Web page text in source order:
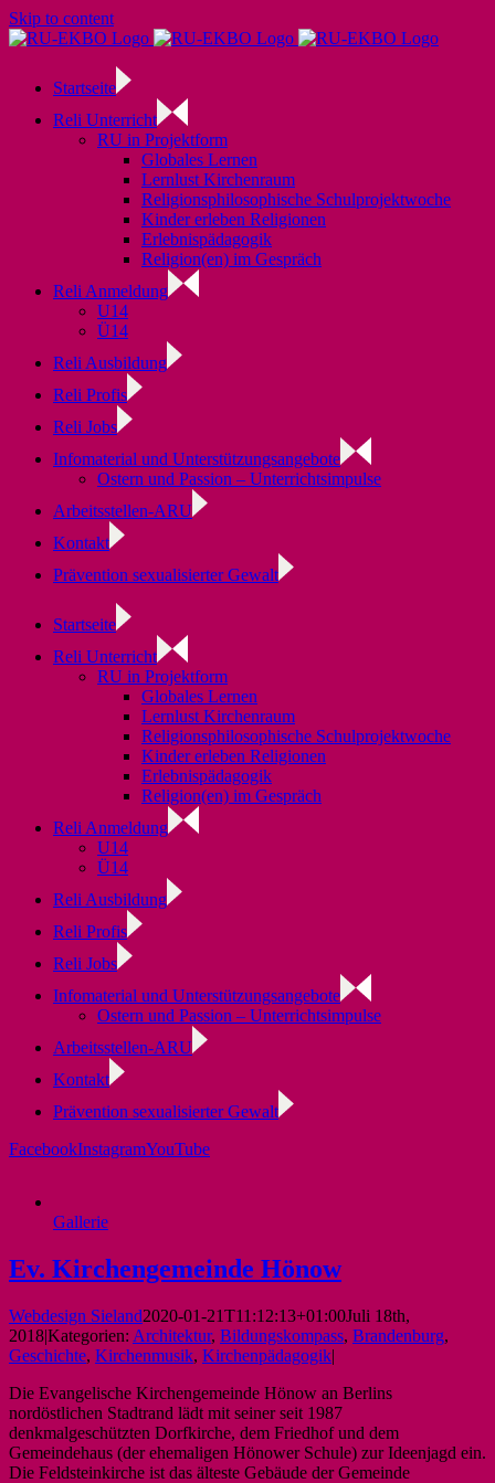
Skip to content
Startseite
Reli Unterricht
RU in Projektform
Globales Lernen
Lernlust Kirchenraum
Religionsphilosophische Schulprojektwoche
Kinder erleben Religionen
Erlebnispädagogik
Religion(en) im Gespräch
Reli Anmeldung
U14
Ü14
Reli Ausbildung
Reli Profis
Reli Jobs
Infomaterial und Unterstützungsangebote
Ostern und Passion – Unterrichtsimpulse
Arbeitsstellen-ARU
Kontakt
Prävention sexualisierter Gewalt
Startseite
Reli Unterricht
RU in Projektform
Globales Lernen
Lernlust Kirchenraum
Religionsphilosophische Schulprojektwoche
Kinder erleben Religionen
Erlebnispädagogik
Religion(en) im Gespräch
Reli Anmeldung
U14
Ü14
Reli Ausbildung
Reli Profis
Reli Jobs
Infomaterial und Unterstützungsangebote
Ostern und Passion – Unterrichtsimpulse
Arbeitsstellen-ARU
Kontakt
Prävention sexualisierter Gewalt
FacebookInstagramYouTube
Gallerie
Ev. Kirchengemeinde Hönow
Webdesign Sieland2020-01-21T11:12:13+01:00Juli 18th,
2018|Kategorien: Architektur, Bildungskompass, Brandenburg,
Geschichte, Kirchenmusik, Kirchenpädagogik|
Die Evangelische Kirchengemeinde Hönow an Berlins
nordöstlichen Stadtrand lädt mit seiner seit 1987
denkmalgeschützten Dorfkirche, dem Friedhof und dem
Gemeindehaus (der ehemaligen Hönower Schule) zur Ideenjagd ein.
Die Feldsteinkirche ist das älteste Gebäude der Gemeinde